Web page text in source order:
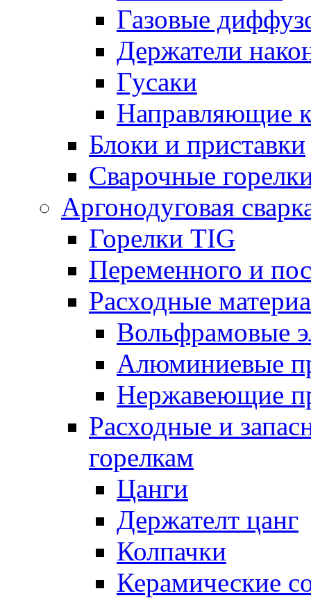
Газовые
Держатели
Гусаки
Направляющие
Блоки и приставки
Сварочные
Аргонодуговая
Горелки TIG
Переменного и
Расходные
Вольфрамовые
Алюминиевые
Нержавеющие
Расходные и
горелкам
Цанги
Держателт цанг
Колпачки
Керамические